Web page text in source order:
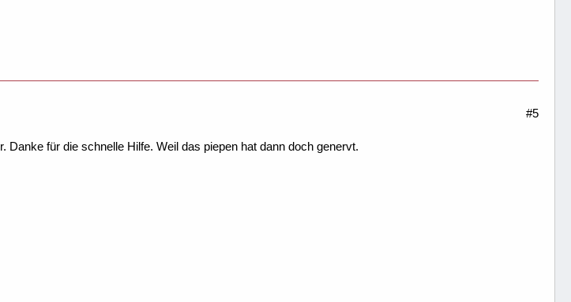
#5
Danke für die schnelle Hilfe. Weil das piepen hat dann doch genervt.